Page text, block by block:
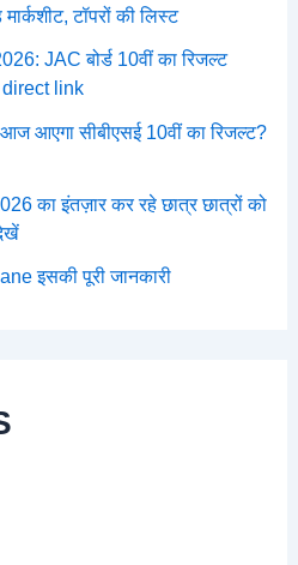
टॉपरों की लिस्ट
JAC बोर्ड 10वीं का रिजल्ट
direct link
आएगा सीबीएसई 10वीं का रिजल्ट?
का इंतज़ार कर रहे छात्र छात्रों को
इसकी पूरी जानकारी